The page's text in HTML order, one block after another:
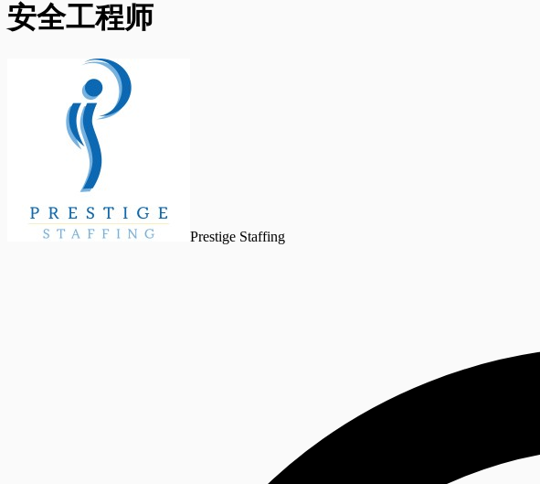
安全工程师
Prestige Staffing